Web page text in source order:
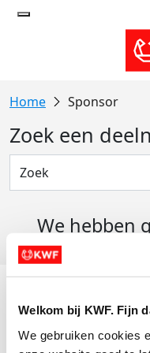
Welkom bij KWF. Fijn
We gebruiken cookies
Sponsor
Zoek een
We hebben
Actiematerialen
Evenementen